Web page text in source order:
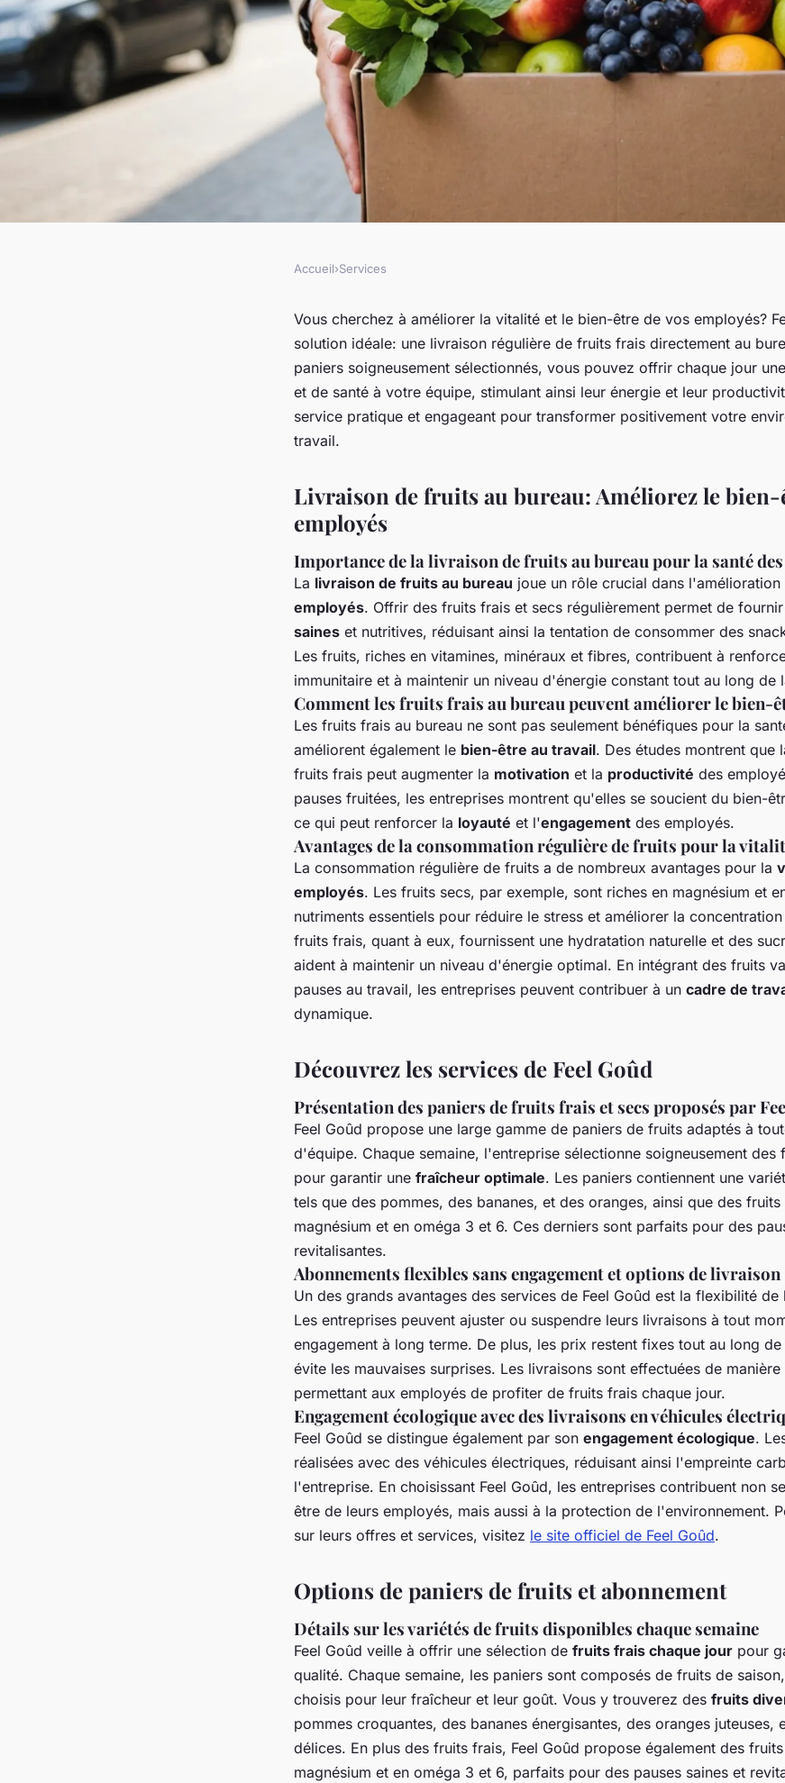
Livraison fruits au bureau avec feel
goûd: fraîcheur et bien-être
Accueil›Services
Vous cherchez à améliorer la vitalité et le bien-être de vos employés?
solution idéale: une livraison régulière de fruits frais directement au
paniers soigneusement sélectionnés, vous pouvez offrir chaque jour
et de santé à votre équipe, stimulant ainsi leur énergie et leur
service pratique et engageant pour transformer positivement votre
travail.
Livraison de fruits au bureau: Améliorez le bien-
employés
Importance de la livraison de fruits au bureau pour la santé
La livraison de fruits au bureau joue un rôle crucial dans l'amélioration
employés. Offrir des fruits frais et secs régulièrement permet de
saines et nutritives, réduisant ainsi la tentation de consommer des
Les fruits, riches en vitamines, minéraux et fibres, contribuent à
immunitaire et à maintenir un niveau d'énergie constant tout au long de
Comment les fruits frais au bureau peuvent améliorer le bien-
Les fruits frais au bureau ne sont pas seulement bénéfiques pour la
améliorent également le bien-être au travail. Des études montrent que
fruits frais peut augmenter la motivation et la productivité des
pauses fruitées, les entreprises montrent qu'elles se soucient du bien-
ce qui peut renforcer la loyauté et l'engagement des employés.
Avantages de la consommation régulière de fruits pour la
La consommation régulière de fruits a de nombreux avantages pour la
employés. Les fruits secs, par exemple, sont riches en magnésium et
nutriments essentiels pour réduire le stress et améliorer la
fruits frais, quant à eux, fournissent une hydratation naturelle et des
aident à maintenir un niveau d'énergie optimal. En intégrant des fruits
pauses au travail, les entreprises peuvent contribuer à un cadre de
dynamique.
Découvrez les services de Feel Goûd
Présentation des paniers de fruits frais et secs proposés par
Feel Goûd propose une large gamme de paniers de fruits adaptés à
d'équipe. Chaque semaine, l'entreprise sélectionne soigneusement des
pour garantir une fraîcheur optimale. Les paniers contiennent une
tels que des pommes, des bananes, et des oranges, ainsi que des fruits
magnésium et en oméga 3 et 6. Ces derniers sont parfaits pour des
revitalisantes.
Abonnements flexibles sans engagement et options de livraison
Un des grands avantages des services de Feel Goûd est la flexibilité de
Les entreprises peuvent ajuster ou suspendre leurs livraisons à tout
engagement à long terme. De plus, les prix restent fixes tout au long
évite les mauvaises surprises. Les livraisons sont effectuées de manière
permettant aux employés de profiter de fruits frais chaque jour.
Engagement écologique avec des livraisons en véhicules
Feel Goûd se distingue également par son engagement écologique.
réalisées avec des véhicules électriques, réduisant ainsi l'empreinte
l'entreprise. En choisissant Feel Goûd, les entreprises contribuent non
être de leurs employés, mais aussi à la protection de l'environnement.
sur leurs offres et services, visitez le site officiel de Feel Goûd.
Options de paniers de fruits et abonnement
Détails sur les variétés de fruits disponibles chaque semaine
Feel Goûd veille à offrir une sélection de fruits frais chaque jour pour
qualité. Chaque semaine, les paniers sont composés de fruits de
choisis pour leur fraîcheur et leur goût. Vous y trouverez des fruits
pommes croquantes, des bananes énergisantes, des oranges juteuses,
délices. En plus des fruits frais, Feel Goûd propose également des
magnésium et en oméga 3 et 6, parfaits pour des pauses saines et